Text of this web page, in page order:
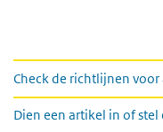
links
Check de richtlijnen voor
Dien een artikel in of stel